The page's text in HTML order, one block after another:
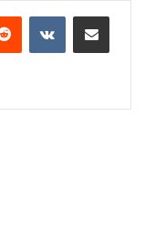
Reddit VKontakteShare via Email